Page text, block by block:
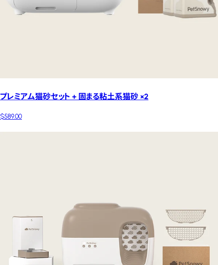
プレミアム猫砂セット + 固まる粘土系猫砂 ×2
$589.00